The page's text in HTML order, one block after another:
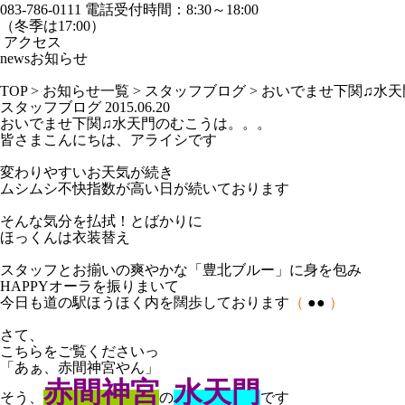
083-786-0111 電話受付時間：8:30～18:00
（冬季は17:00）
アクセス
newsお知らせ
TOP> お知らせ一覧 > スタッフブログ > おいでませ下関♫水天
スタッフブログ 2015.06.20
おいでませ下関♫水天門のむこうは。。。
皆さまこんにちは、アライシです
変わりやすいお天気が続き
ムシムシ不快指数が高い日が続いております
そんな気分を払拭！とばかりに
ほっくんは衣装替え
スタッフとお揃いの爽やかな「豊北ブルー」に身を包み
HAPPYオーラを振りまいて
今日も道の駅ほうほく内を闊歩しております （ ●● ）
さて、
こちらをご覧くださいっ
「あぁ、赤間神宮やん」
そう、 赤間神宮の水天門です